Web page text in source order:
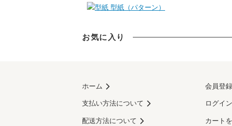
型紙（パターン）
お気に入り
ホーム
支払い方法について
配送方法について
会員登録
ログイ
カート